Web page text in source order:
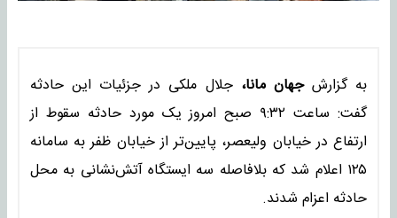
به گزارش جهان مانا، جلال ملکی در جزئیات این حادثه
گفت: ساعت ۹:۳۲ صبح امروز یک مورد حادثه سقوط از
ارتفاع در خیابان ولیعصر، پایین‌تر از خیابان ظفر به سامانه
۱۲۵ اعلام شد که بلافاصله سه ایستگاه آتش‌نشانی به محل
حادثه اعزام شدند.